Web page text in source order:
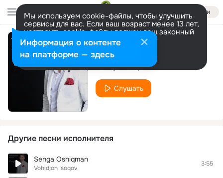
Войти
Мы используем cookie-файлы, чтобы улучшить
сервисы для вас. Если ваш возраст менее 13 лет,
настроить cookie-файлы должен ваш законный
представитель. Больше информации
Разрешить все Настроить
Bevafo Yor
Vohidjon Isoqov
Слушать
Другие песни исполнителя
Senga Oshiqman
Vohidjon Isoqov
3:55
Информация о контенте
на платформе — здесь